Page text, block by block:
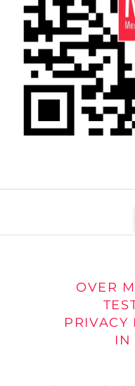
OVER
PRIVACY
IN